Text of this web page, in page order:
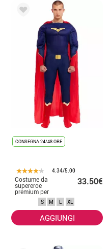
CONSEGNA 24/48 ORE
4.34/5.00
Costume da
supereroe
premium per
uomo
33.50€
S M L XL
AGGIUNGI